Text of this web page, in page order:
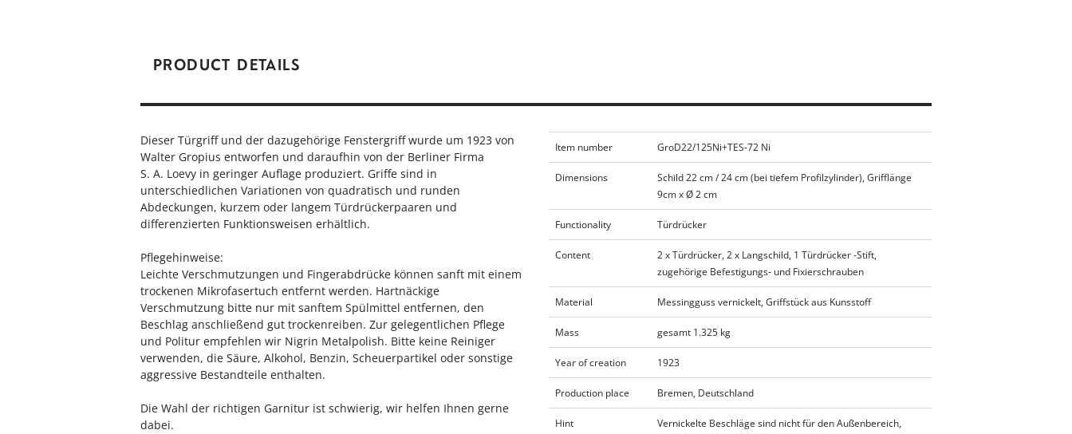
PRODUCT DETAILS
Dieser Türgriff und der dazugehörige Fenstergriff wurde um 1923 von
Walter Gropius entworfen und daraufhin von der Berliner Firma
S. A. Loevy in geringer Auflage produziert. Griffe sind in
unterschiedlichen Variationen von quadratisch und runden
Abdeckungen, kurzem oder langem Türdrückerpaaren und
differenzierten Funktionsweisen erhältlich.
Pflegehinweise:
Leichte Verschmutzungen und Fingerabdrücke können sanft mit einem
trockenen Mikrofasertuch entfernt werden. Hartnäckige
Verschmutzung bitte nur mit sanftem Spülmittel entfernen, den
Beschlag anschließend gut trockenreiben. Zur gelegentlichen Pflege
und Politur empfehlen wir Nigrin Metalpolish. Bitte keine Reiniger
verwenden, die Säure, Alkohol, Benzin, Scheuerpartikel oder sonstige
aggressive Bestandteile enthalten.
Die Wahl der richtigen Garnitur ist schwierig, wir helfen Ihnen gerne
dabei.
Item number GroD22/125Ni+TES-72 Ni
Dimensions
Schild 22 cm / 24 cm (bei tiefem Profilzylinder), Grifflänge
9cm x Ø 2 cm
Functionality Türdrücker
Content
2 x Türdrücker, 2 x Langschild, 1 Türdrücker -Stift,
zugehörige Befestigungs- und Fixierschrauben
Material Messingguss vernickelt, Griffstück aus Kunsstoff
Mass gesamt 1.325 kg
Year of creation 1923
Production place Bremen, Deutschland
Hint
Vernickelte Beschläge sind nicht für den Außenbereich,